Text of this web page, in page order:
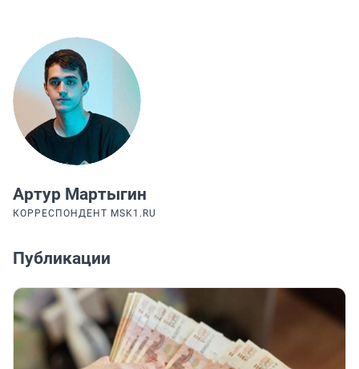
Артур Мартыгин
КОРРЕСПОНДЕНТ MSK1.RU
Публикации